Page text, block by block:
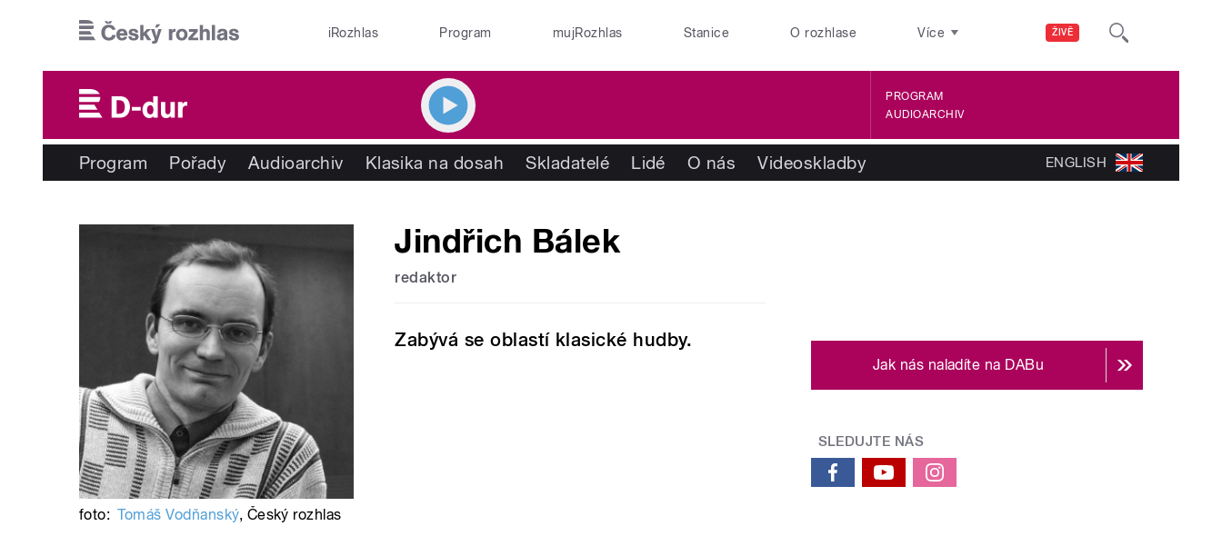
ŽIVĚ
iRozhlas Program mujRozhlas Stanice O rozhlase Více
PROGRAM
AUDIOARCHIV
Program Pořady Audioarchiv Klasika na dosah Skladatelé Lidé O nás Videoskladby ENGLISH
Jindřich Bálek
redaktor
Zabývá se oblastí klasické hudby.
foto: Tomáš Vodňanský, Český rozhlas
Jak nás naladíte na DABu
SLEDUJTE NÁS